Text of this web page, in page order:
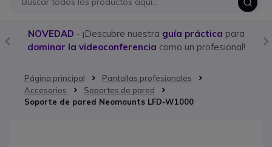
NOVEDAD - ¡Descubre nuestra guía práctica para
dominar la videoconferencia como un profesional!
Página principal
Pantallas profesionales
Accesorios
Soportes de pared
Soporte de pared Neomounts LFD-W1000